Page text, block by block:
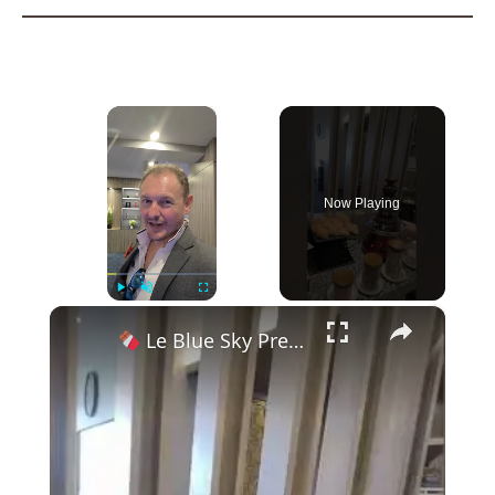
×
Now Playing
×
Le Blue Sky Première Lounge de Bali — Bière pression, buffet indonésien et fontaine à chocolat